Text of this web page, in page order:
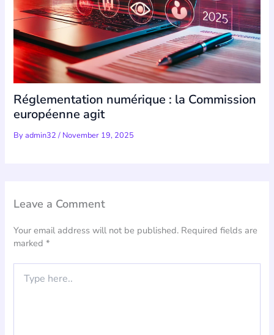
Réglementation numérique : la Commission
européenne agit
Byadmin32/ November 19, 2025
Leave a Comment
Your email address will not be published. Required fields are
marked*
here..